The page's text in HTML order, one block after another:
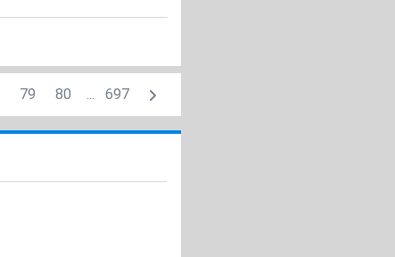
79 80 ... 697